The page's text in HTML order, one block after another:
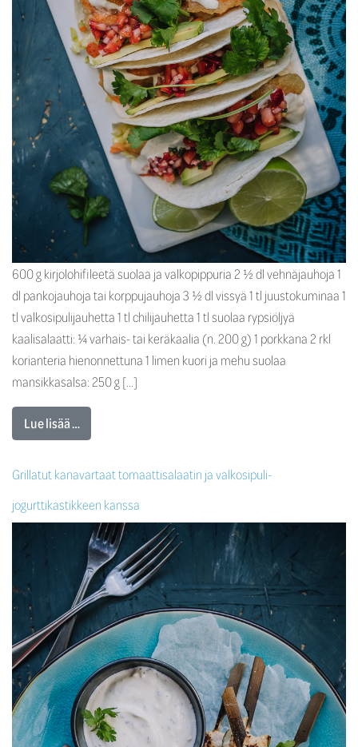
600 g kirjolohifileetä suolaa ja valkopippuria 2 ½ dl vehnäjauhoja 1
dl pankojauhoja tai korppujauhoja 3 ½ dl vissyä 1 tl juustokuminaa 1
tl valkosipulijauhetta 1 tl chilijauhetta 1 tl suolaa rypsiöljyä
kaalisalaatti: ¼ varhais- tai keräkaalia (n. 200 g) 1 porkkana 2 rkl
korianteria hienonnettuna 1 limen kuori ja mehu suolaa
mansikkasalsa: 250 g […]
Lue lisää …
Grillatut kanavartaat tomaattisalaatin ja valkosipuli-
jogurttikastikkeen kanssa